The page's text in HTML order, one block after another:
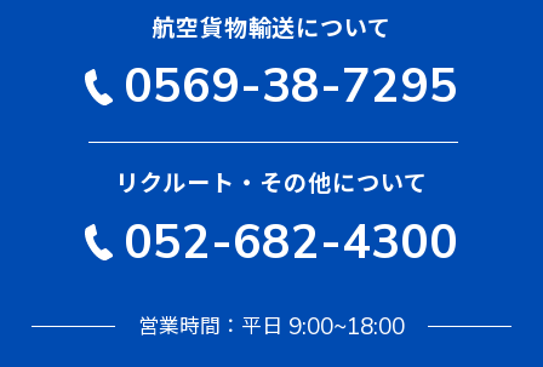
航空貨物輸送について
0569-38-7295
リクルート・その他について
052-682-4300
営業時間：平日 9:00~18:00